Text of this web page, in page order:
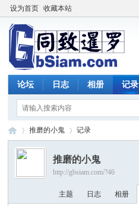
设为首页 收藏本站
论坛 日志 相册 记录
›
推磨的小鬼 记录
推磨的小鬼
http://gbsiam.com/?46
主题 日志 相册